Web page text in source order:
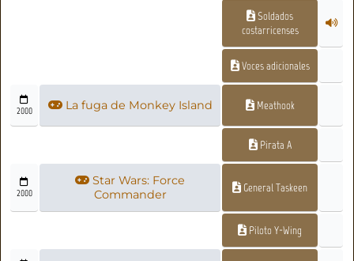
Soldados
costarricenses
Voces adicionales
2000 La fuga de Monkey Island Meathook
Pirata A
2000
Star Wars: Force
Commander
General Taskeen
Piloto Y-Wing